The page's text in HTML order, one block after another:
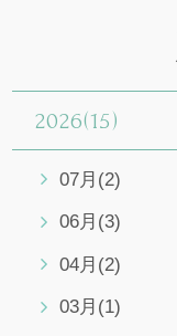
2026(15)
07月(2)
06月(3)
04月(2)
03月(1)